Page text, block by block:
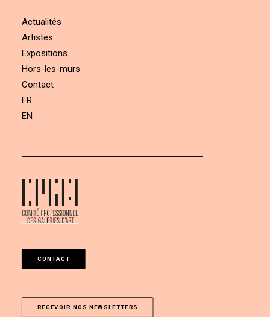
Actualités
Artistes
Expositions
Hors-les-murs
Contact
FR
EN
CONTACT
RECEVOIR NOS NEWSLETTERS